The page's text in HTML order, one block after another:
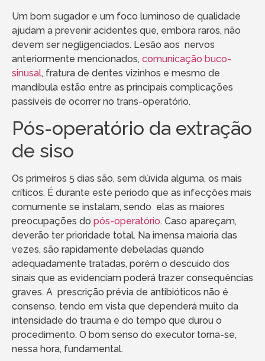
Um bom sugador e um foco luminoso de qualidade
ajudam a prevenir acidentes que, embora raros, não
devem ser negligenciados. Lesão aos nervos
anteriormente mencionados, comunicação buco-
sinusal, fratura de dentes vizinhos e mesmo de
mandíbula estão entre as principais complicações
passíveis de ocorrer no trans-operatório.
Pós-operatório da extração
de siso
Os primeiros 5 dias são, sem dúvida alguma, os mais
críticos. É durante este período que as infecções mais
comumente se instalam, sendo elas as maiores
preocupações do pós-operatório. Caso apareçam,
deverão ter prioridade total. Na imensa maioria das
vezes, são rapidamente debeladas quando
adequadamente tratadas, porém o descuido dos
sinais que as evidenciam poderá trazer consequências
graves. A prescrição prévia de antibióticos não é
consenso, tendo em vista que dependerá muito da
intensidade do trauma e do tempo que durou o
procedimento. O bom senso do executor torna-se,
nessa hora, fundamental.